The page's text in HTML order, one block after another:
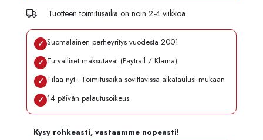
Tuotteen toimitusaika on noin 2-4 viikkoa.
✓ Suomalainen perheyritys vuodesta 2001
✓ Turvalliset maksutavat (Paytrail / Klarna)
✓ Tilaa nyt - Toimitusaika sovittavissa aikataulusi mukaan
✓ 14 päivän palautusoikeus
Kysy rohkeasti, vastaamme nopeasti!